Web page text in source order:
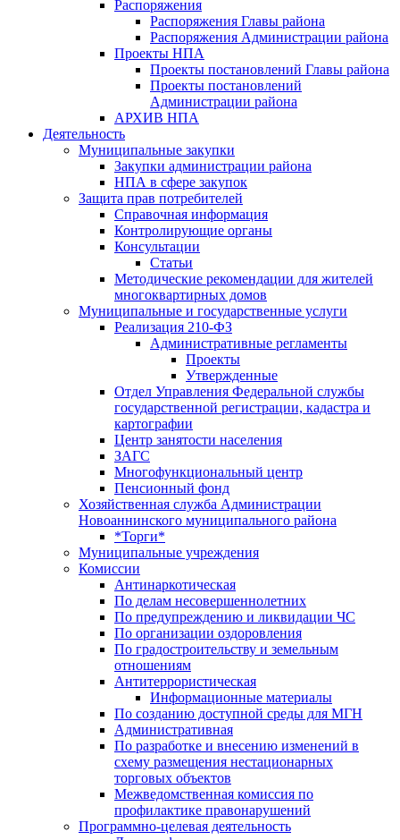
Распоряжения
Распоряжения Главы района
Распоряжения Администрации района
Проекты НПА
Проекты постановлений Главы района
Проекты постановлений
Администрации района
АРХИВ НПА
Деятельность
Муниципальные закупки
Закупки администрации района
НПА в сфере закупок
Защита прав потребителей
Справочная информация
Контролирующие органы
Консультации
Статьи
Методические рекомендации для жителей
многоквартирных домов
Муниципальные и государственные услуги
Реализация 210-ФЗ
Административные регламенты
Проекты
Утвержденные
Отдел Управления Федеральной службы
государственной регистрации, кадастра и
картографии
Центр занятоcти населения
ЗАГС
Многофункциональный центр
Пенсионный фонд
Хозяйственная служба Администрации
Новоаннинского муниципального района
*Торги*
Муниципальные учреждения
Комиссии
Антинаркотическая
По делам несовершеннолетних
По предупреждению и ликвидации ЧС
По организации оздоровления
По градостроительству и земельным
отношениям
Антитеррористическая
Информационные материалы
По созданию доступной среды для МГН
Административная
По разработке и внесению изменений в
схему размещения нестационарных
торговых объектов
Межведомственная комиссия по
профилактике правонарушений
Программно-целевая деятельность